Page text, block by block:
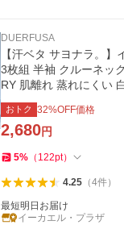
DUERFUSA
【汗ベタ サヨナラ。
3枚組 半袖 クルーネッ
RY 肌離れ 蒸れにくい
おトク 32%OFF価格
2,680円
5% （ 122pt）
4.25（4件）
最短明日お届け
イーカエル・プラザ